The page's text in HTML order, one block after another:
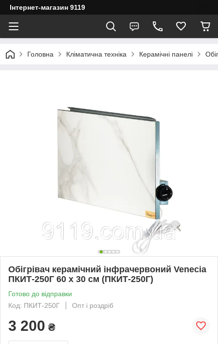
Інтернет-магазин 9119
Головна Кліматична техніка Керамічні панелі
Обігрівач керамічний інфрачервоний Venecia
ПКИТ-250Г 60 х 30 см (ПКИТ-250Г)
Готово до відправки
Код: ПКИТ-250Г
Опт і роздріб
3 200 ₴